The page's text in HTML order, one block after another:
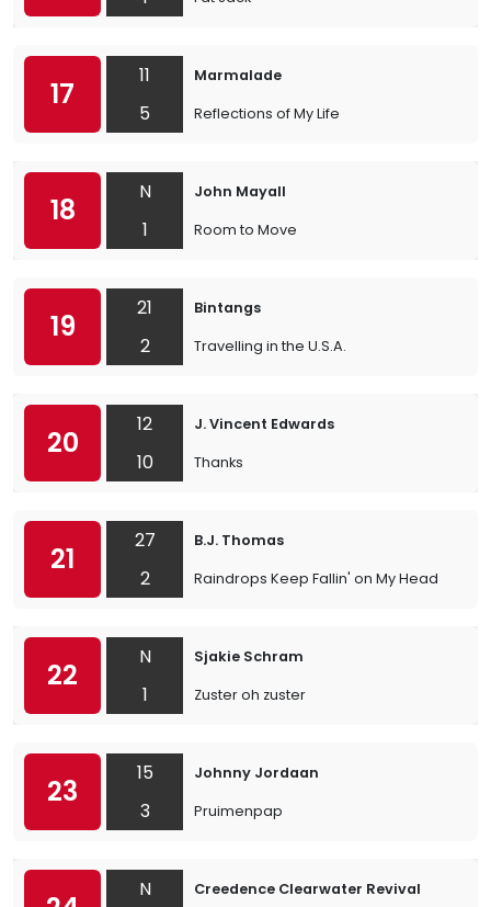
17
11
5
Marmalade
Reflections of My Life
18
N
1
John Mayall
Room to Move
19
21
2
Bintangs
Travelling in the U.S.A.
20
12
10
J. Vincent Edwards
Thanks
21
27
2
B.J. Thomas
Raindrops Keep Fallin' on My Head
22
N
1
Sjakie Schram
Zuster oh zuster
23
15
3
Johnny Jordaan
Pruimenpap
N
Creedence Clearwater Revival